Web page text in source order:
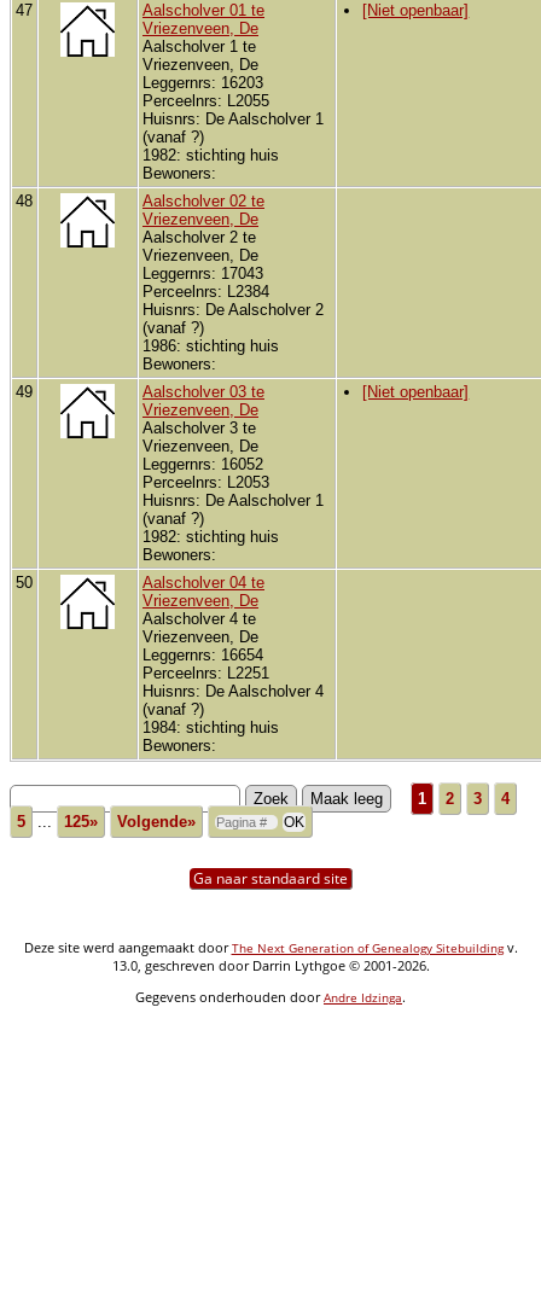
47
Aalscholver 01 te
Vriezenveen, De
Aalscholver 1 te
Vriezenveen, De
Leggernrs: 16203
Perceelnrs: L2055
Huisnrs: De Aalscholver 1
(vanaf ?)
1982: stichting huis
Bewoners:
[Niet openbaar]
48
Aalscholver 02 te
Vriezenveen, De
Aalscholver 2 te
Vriezenveen, De
Leggernrs: 17043
Perceelnrs: L2384
Huisnrs: De Aalscholver 2
(vanaf ?)
1986: stichting huis
Bewoners:
49
Aalscholver 03 te
Vriezenveen, De
Aalscholver 3 te
Vriezenveen, De
Leggernrs: 16052
Perceelnrs: L2053
Huisnrs: De Aalscholver 1
(vanaf ?)
1982: stichting huis
Bewoners:
[Niet openbaar]
50
Aalscholver 04 te
Vriezenveen, De
Aalscholver 4 te
Vriezenveen, De
Leggernrs: 16654
Perceelnrs: L2251
Huisnrs: De Aalscholver 4
(vanaf ?)
1984: stichting huis
Bewoners:
1 2 3
4
5
... 125» Volgende»
Ga naar standaard site
Deze site werd aangemaakt doorThe Next Generation of Genealogy Sitebuildingv.
13.0, geschreven door Darrin Lythgoe © 2001-2026.
Gegevens onderhouden doorAndre Idzinga.